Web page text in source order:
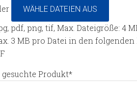
WÄHLE DATEIEN AUS
pdf, png, tif, Max. Dateigröße: 4
3 MB pro Datei in den
Produkt*